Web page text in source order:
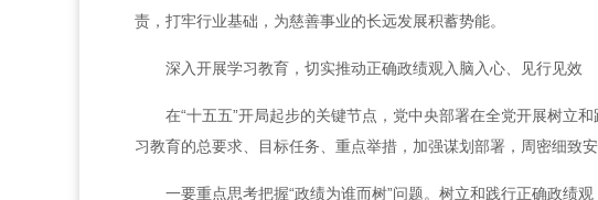
责，打牢行业基础，为慈善事业的长远发展积蓄势能。
深入开展学习教育，切实推动正确政绩观入脑入心、见行见效
在“十五五”开局起步的关键节点，党中央部署在全党开展树立
习教育的总要求、目标任务、重点举措，加强谋划部署，周密细致
一要重点思考把握“政绩为谁而树”问题。树立和践行正确政绩